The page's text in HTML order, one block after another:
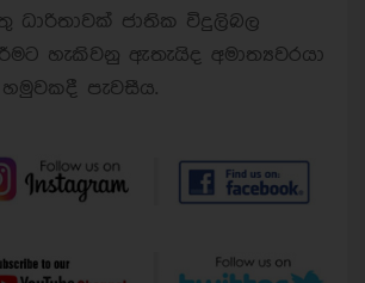
ධාරිතාවක් ජාතික විදුලිබල
හැකිවනු ඇතැයිද අමාත්‍යවරයා
හමුවකදී පැවසීය.